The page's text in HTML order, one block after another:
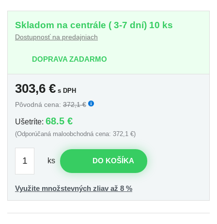
Skladom na centrále ( 3-7 dní) 10 ks
Dostupnosť na predajniach
DOPRAVA ZADARMO
303,6 € s DPH
Pôvodná cena: 372,1 €
Ušetríte: 68.5 €
(Odporúčaná maloobchodná cena: 372,1 €)
ks DO KOŠÍKA
Využite množstevných zliav až 8 %